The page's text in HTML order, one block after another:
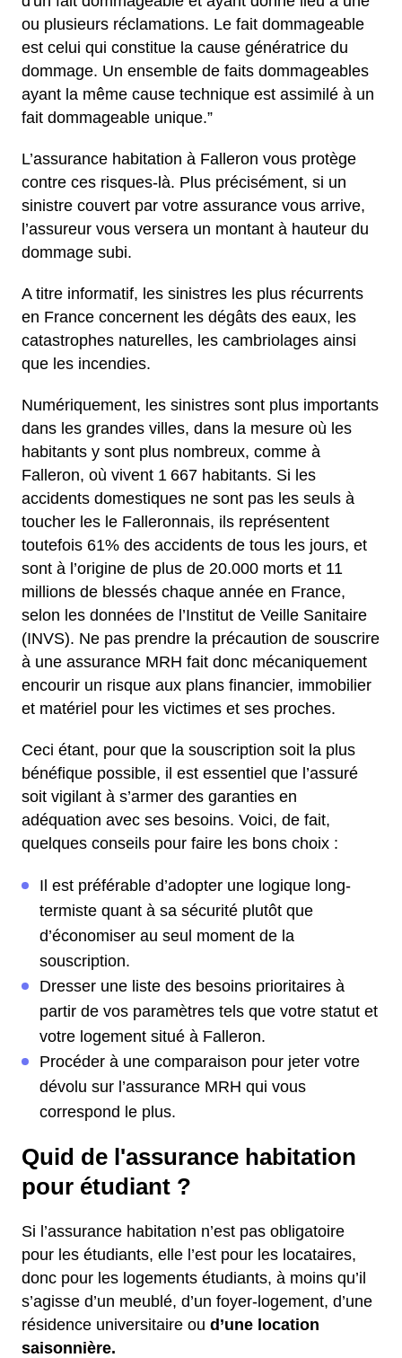
ou plusieurs réclamations. Le fait dommageable
est celui qui constitue la cause génératrice du
dommage. Un ensemble de faits dommageables
ayant la même cause technique est assimilé à un
fait dommageable unique.”
L’assurance habitation à Falleron vous protège
contre ces risques-là. Plus précisément, si un
sinistre couvert par votre assurance vous arrive,
l’assureur vous versera un montant à hauteur du
dommage subi.
A titre informatif, les sinistres les plus récurrents
en France concernent les dégâts des eaux, les
catastrophes naturelles, les cambriolages ainsi
que les incendies.
Numériquement, les sinistres sont plus importants
dans les grandes villes, dans la mesure où les
habitants y sont plus nombreux, comme à
Falleron, où vivent 1 667 habitants. Si les
accidents domestiques ne sont pas les seuls à
toucher les le Falleronnais, ils représentent
toutefois 61% des accidents de tous les jours, et
sont à l’origine de plus de 20.000 morts et 11
millions de blessés chaque année en France,
selon les données de l’Institut de Veille Sanitaire
(INVS). Ne pas prendre la précaution de souscrire
à une assurance MRH fait donc mécaniquement
encourir un risque aux plans financier, immobilier
et matériel pour les victimes et ses proches.
Ceci étant, pour que la souscription soit la plus
bénéfique possible, il est essentiel que l’assuré
soit vigilant à s’armer des garanties en
adéquation avec ses besoins. Voici, de fait,
quelques conseils pour faire les bons choix :
Il est préférable d’adopter une logique long-
termiste quant à sa sécurité plutôt que
d’économiser au seul moment de la
souscription.
Dresser une liste des besoins prioritaires à
partir de vos paramètres tels que votre statut et
votre logement situé à Falleron.
Procéder à une comparaison pour jeter votre
dévolu sur l’assurance MRH qui vous
correspond le plus.
Quid de l'assurance habitation
pour étudiant ?
Si l’assurance habitation n’est pas obligatoire
pour les étudiants, elle l’est pour les locataires,
donc pour les logements étudiants, à moins qu’il
s’agisse d’un meublé, d’un foyer-logement, d’une
résidence universitaire ou d’une location
saisonnière.